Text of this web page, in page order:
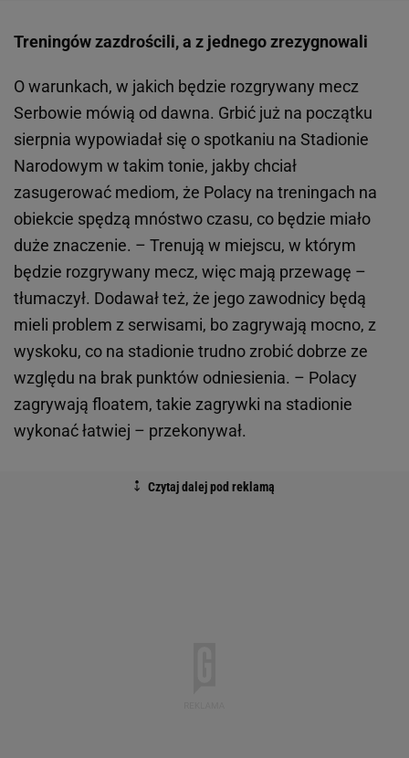
Treningów zazdrościli, a z jednego zrezygnowali
O warunkach, w jakich będzie rozgrywany mecz
Serbowie mówią od dawna. Grbić już na początku
sierpnia wypowiadał się o spotkaniu na Stadionie
Narodowym w takim tonie, jakby chciał
zasugerować mediom, że Polacy na treningach na
obiekcie spędzą mnóstwo czasu, co będzie miało
duże znaczenie. – Trenują w miejscu, w którym
będzie rozgrywany mecz, więc mają przewagę –
tłumaczył. Dodawał też, że jego zawodnicy będą
mieli problem z serwisami, bo zagrywają mocno, z
wyskoku, co na stadionie trudno zrobić dobrze ze
względu na brak punktów odniesienia. – Polacy
zagrywają floatem, takie zagrywki na stadionie
wykonać łatwiej – przekonywał.